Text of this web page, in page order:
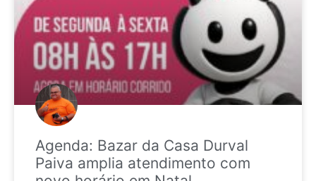
Agenda: Bazar da Casa Durval
Paiva amplia atendimento com